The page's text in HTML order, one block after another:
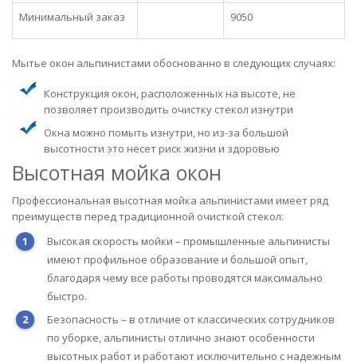
Минимальный заказ 9050
Мытье окон альпинистами обоснованно в следующих случаях:
Конструкция окон, расположенных на высоте, не
позволяет производить очистку стекол изнутри
Окна можно помыть изнутри, но из-за большой
высотности это несет риск жизни и здоровью
Высотная мойка окон
Профессиональная высотная мойка альпинистами имеет ряд
преимуществ перед традиционной очисткой стекол:
Высокая скорость мойки – промышленные альпинисты
имеют профильное образование и большой опыт,
благодаря чему все работы проводятся максимально
быстро.
Безопасность – в отличие от классических сотрудников
по уборке, альпинисты отлично знают особенности
высотных работ и работают исключительно с надежным